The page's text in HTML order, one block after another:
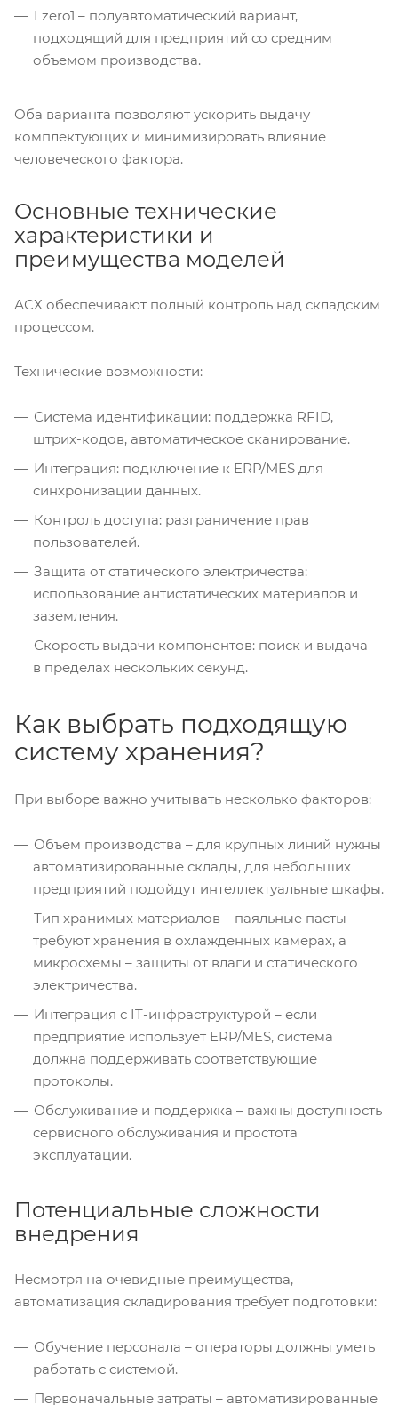
Lzero1 – полуавтоматический вариант,
подходящий для предприятий со средним
объемом производства.
Оба варианта позволяют ускорить выдачу
комплектующих и минимизировать влияние
человеческого фактора.
Основные технические
характеристики и
преимущества моделей
АСХ обеспечивают полный контроль над складским
процессом.
Технические возможности:
Система идентификации: поддержка RFID,
штрих-кодов, автоматическое сканирование.
Интеграция: подключение к ERP/MES для
синхронизации данных.
Контроль доступа: разграничение прав
пользователей.
Защита от статического электричества:
использование антистатических материалов и
заземления.
Скорость выдачи компонентов: поиск и выдача –
в пределах нескольких секунд.
Как выбрать подходящую
систему хранения?
При выборе важно учитывать несколько факторов:
Объем производства – для крупных линий нужны
автоматизированные склады, для небольших
предприятий подойдут интеллектуальные шкафы.
Тип хранимых материалов – паяльные пасты
требуют хранения в охлажденных камерах, а
микросхемы – защиты от влаги и статического
электричества.
Интеграция с IT-инфраструктурой – если
предприятие использует ERP/MES, система
должна поддерживать соответствующие
протоколы.
Обслуживание и поддержка – важны доступность
сервисного обслуживания и простота
эксплуатации.
Потенциальные сложности
внедрения
Несмотря на очевидные преимущества,
автоматизация складирования требует подготовки:
Обучение персонала – операторы должны уметь
работать с системой.
Первоначальные затраты – автоматизированные